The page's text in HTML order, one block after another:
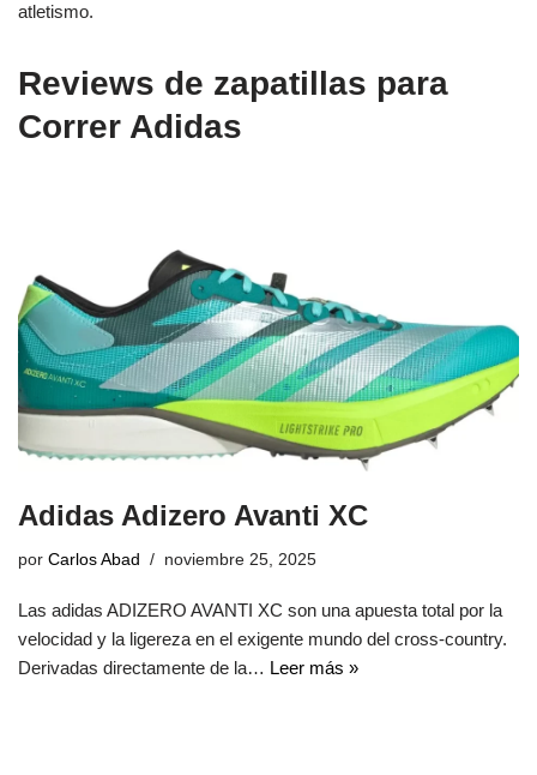
atletismo.
Reviews de zapatillas para
Correr Adidas
Adidas Adizero Avanti XC
por Carlos Abad noviembre 25, 2025
Las adidas ADIZERO AVANTI XC son una apuesta total por la
velocidad y la ligereza en el exigente mundo del cross-country.
Derivadas directamente de la… Leer más »